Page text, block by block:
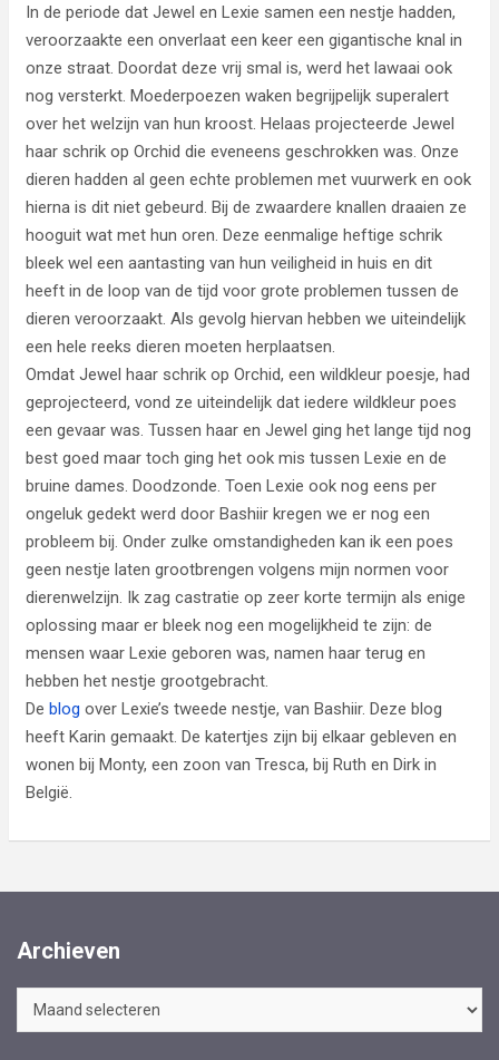
In de periode dat Jewel en Lexie samen een nestje hadden,
veroorzaakte een onverlaat een keer een gigantische knal in
onze straat. Doordat deze vrij smal is, werd het lawaai ook
nog versterkt. Moederpoezen waken begrijpelijk superalert
over het welzijn van hun kroost. Helaas projecteerde Jewel
haar schrik op Orchid die eveneens geschrokken was. Onze
dieren hadden al geen echte problemen met vuurwerk en ook
hierna is dit niet gebeurd. Bij de zwaardere knallen draaien ze
hooguit wat met hun oren. Deze eenmalige heftige schrik
bleek wel een aantasting van hun veiligheid in huis en dit
heeft in de loop van de tijd voor grote problemen tussen de
dieren veroorzaakt. Als gevolg hiervan hebben we uiteindelijk
een hele reeks dieren moeten herplaatsen.
Omdat Jewel haar schrik op Orchid, een wildkleur poesje, had
geprojecteerd, vond ze uiteindelijk dat iedere wildkleur poes
een gevaar was. Tussen haar en Jewel ging het lange tijd nog
best goed maar toch ging het ook mis tussen Lexie en de
bruine dames. Doodzonde. Toen Lexie ook nog eens per
ongeluk gedekt werd door Bashiir kregen we er nog een
probleem bij. Onder zulke omstandigheden kan ik een poes
geen nestje laten grootbrengen volgens mijn normen voor
dierenwelzijn. Ik zag castratie op zeer korte termijn als enige
oplossing maar er bleek nog een mogelijkheid te zijn: de
mensen waar Lexie geboren was, namen haar terug en
hebben het nestje grootgebracht.
De blog over Lexie’s tweede nestje, van Bashiir. Deze blog
heeft Karin gemaakt. De katertjes zijn bij elkaar gebleven en
wonen bij Monty, een zoon van Tresca, bij Ruth en Dirk in
België.
Archieven
Archieven